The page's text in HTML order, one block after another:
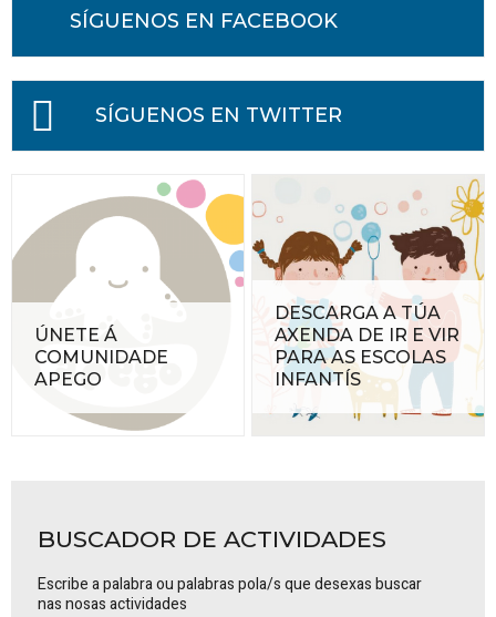
SÍGUENOS EN FACEBOOK
SÍGUENOS EN TWITTER
ÚNETE Á
COMUNIDADE
APEGO
DESCARGA A TÚA
AXENDA DE IR E VIR
PARA AS ESCOLAS
INFANTÍS
BUSCADOR DE ACTIVIDADES
Escribe a palabra ou palabras pola/s que desexas buscar
nas nosas actividades